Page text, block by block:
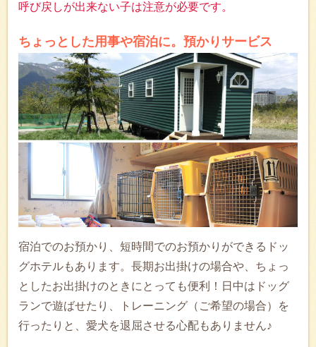
呼び戻しが出来ない子は注意が必要です。
ちょっとした用事や宿泊に。預かりサービス
宿泊でのお預かり、短時間でのお預かりができるドッ
グホテルもあります。長期お出掛けの場合や、ちょっ
としたお出掛けのときにとっても便利！日中はドッグ
ランで遊ばせたり、トレーニング（ご希望の場合）を
行ったりと、愛犬を退屈させる心配もありません♪